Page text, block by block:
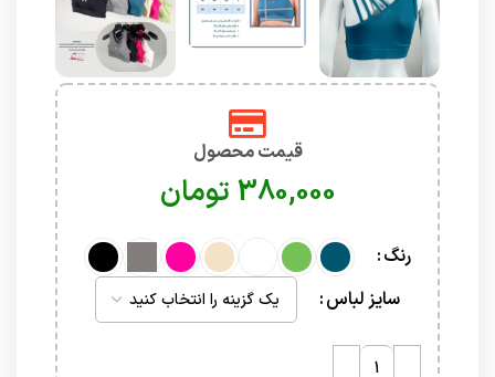
قیمت محصول
تومان
رنگ
سایز لباس